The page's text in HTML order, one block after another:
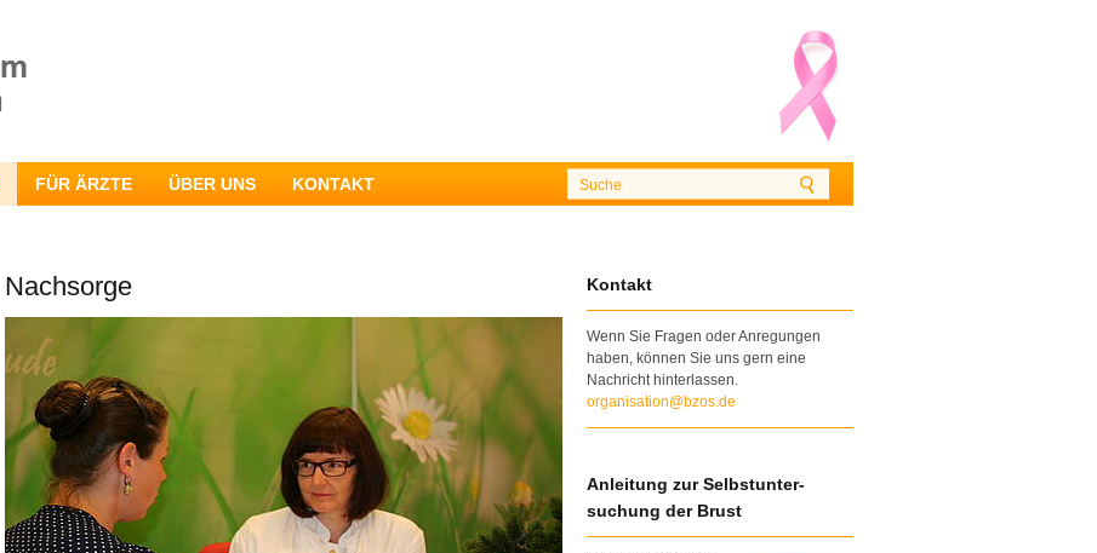
FÜR ÄRZTE ÜBER UNS KONTAKT
Nachsorge Kontakt
Wenn Sie Fragen oder Anregungen
haben, können Sie uns gern eine
Nachricht hinterlassen.
organisation@bzos.de
Anleitung zur Selbstunter-
suchung der Brust